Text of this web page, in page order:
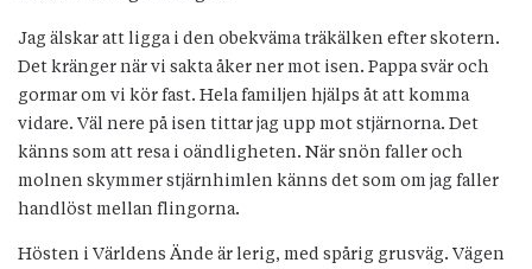
Jag älskar att ligga i den obekväma träkälken efter skotern.
Det kränger när vi sakta åker ner mot isen. Pappa svär och
gormar om vi kör fast. Hela familjen hjälps åt att komma
vidare. Väl nere på isen tittar jag upp mot stjärnorna. Det
känns som att resa i oändligheten. När snön faller och
molnen skymmer stjärnhimlen känns det som om jag faller
handlöst mellan flingorna.
Hösten i Världens Ände är lerig, med spårig grusväg. Vägen